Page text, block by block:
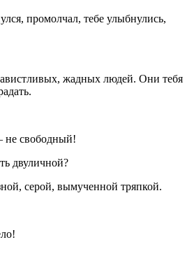
промолчал, тебе улыбнулись,
жадных людей. Они тебя
не свободный!
двуличной?
серой, вымученной тряпкой.